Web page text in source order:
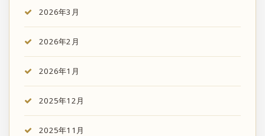
2026年3月
2026年2月
2026年1月
2025年12月
2025年11月